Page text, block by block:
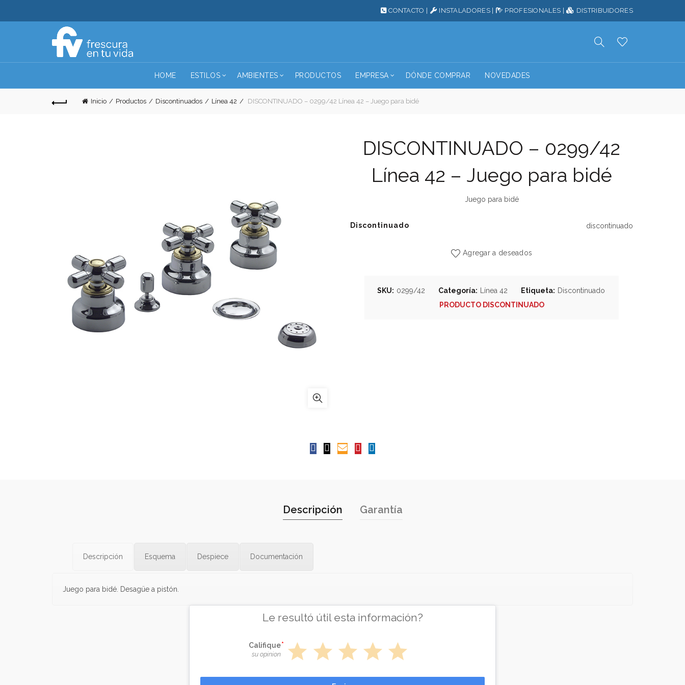
CONTACTO INSTALADORES| PROFESIONALES DISTRIBUIDORES
HOME ESTILOS AMBIENTES PRODUCTOS EMPRESA DÓNDE COMPRAR NOVEDADES
Inicio Productos Discontinuados Línea 42 DISCONTINUADO – 0299/42 Línea 42 – Juego para bidé
DISCONTINUADO – 0299/42
Línea 42 – Juego para bidé
Juego para bidé
Discontinuado discontinuado
Agregar a deseados
SKU: 0299/42 Categoría: Línea 42 Etiqueta: Discontinuado
PRODUCTO DISCONTINUADO
Descripción Garantía
Descripción Esquema Despiece Documentación
Juego para bidé. Desagüe a pistón.
Le resultó útil esta información?
Califique
su opinion star star star star star